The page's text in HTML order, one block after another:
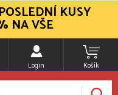
Login Košík
KUSY
NA VŠE